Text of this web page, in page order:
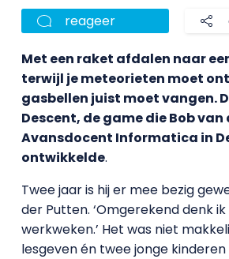
reageer
Met een raket afdalen naar
terwijl je meteorieten moet
gasbellen juist moet vangen.
Descent, de game die Bob van
Avansdocent Informatica in
ontwikkelde.
Twee jaar is hij er mee bezig
der Putten. ‘Omgerekend denk ik
werkweken.’ Het was niet
lesgeven én twee jonge